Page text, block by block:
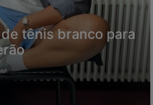
tênis branco para